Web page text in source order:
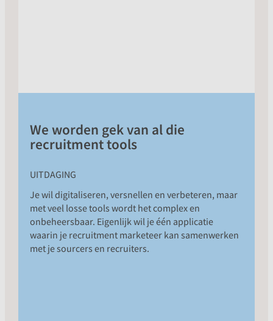
We worden gek van al die
recruitment tools
UITDAGING
Je wil digitaliseren, versnellen en verbeteren, maar
met veel losse tools wordt het complex en
onbeheersbaar. Eigenlijk wil je één applicatie
waarin je recruitment marketeer kan samenwerken
met je sourcers en recruiters.